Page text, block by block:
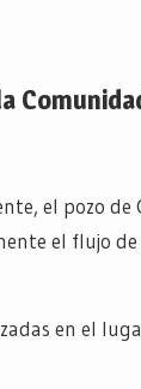
el pozo de
el flujo de
en el